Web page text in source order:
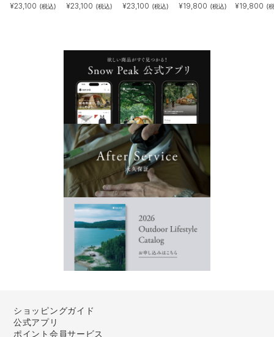
¥23,100 (税込) ¥23,100 (税込) ¥23,100 (税込) ¥19,800 (税込) ¥19,800 (
ショッピングガイド
公式アプリ
ポイント会員サービス